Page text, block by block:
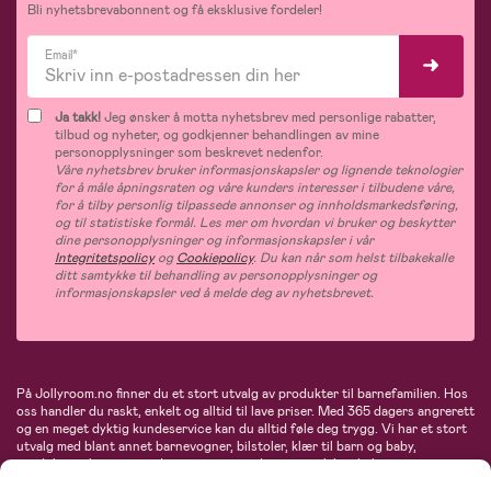
Bli nyhetsbrevabonnent og få eksklusive fordeler!
Email*
Ja takk!Jeg ønsker å motta nyhetsbrev med personlige rabatter,
tilbud og nyheter, og godkjenner behandlingen av mine
personopplysninger som beskrevet nedenfor.
Våre nyhetsbrev bruker informasjonskapsler og lignende teknologier
for å måle åpningsraten og våre kunders interesser i tilbudene våre,
for å tilby personlig tilpassede annonser og innholdsmarkedsføring,
og til statistiske formål. Les mer om hvordan vi bruker og beskytter
dine personopplysninger og informasjonskapsler i vår
IntegritetspolicyogCookiepolicy. Du kan når som helst tilbakekalle
ditt samtykke til behandling av personopplysninger og
informasjonskapsler ved å melde deg av nyhetsbrevet.
På Jollyroom.no finner du et stort utvalg av produkter til barnefamilien. Hos
oss handler du raskt, enkelt og alltid til lave priser. Med 365 dagers angrerett
og en meget dyktig kundeservice kan du alltid føle deg trygg. Vi har et stort
utvalg med blant annet barnevogner, bilstoler, klær til barn og baby,
produkter til mor, mengder av inspirerende interiør, leker, babyustyr og mye